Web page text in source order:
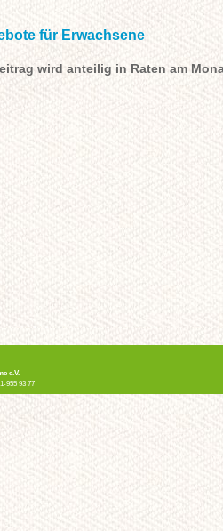
für Erwachsene
wird anteilig in Raten am
e.V.
955 93 77